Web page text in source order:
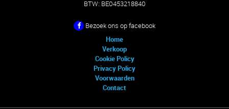
BTW: BE0453218840
Bezoek ons ​​op facebook
Home
Verkoop
Cookie Policy
Privacy Policy
Voorwaarden
Contact